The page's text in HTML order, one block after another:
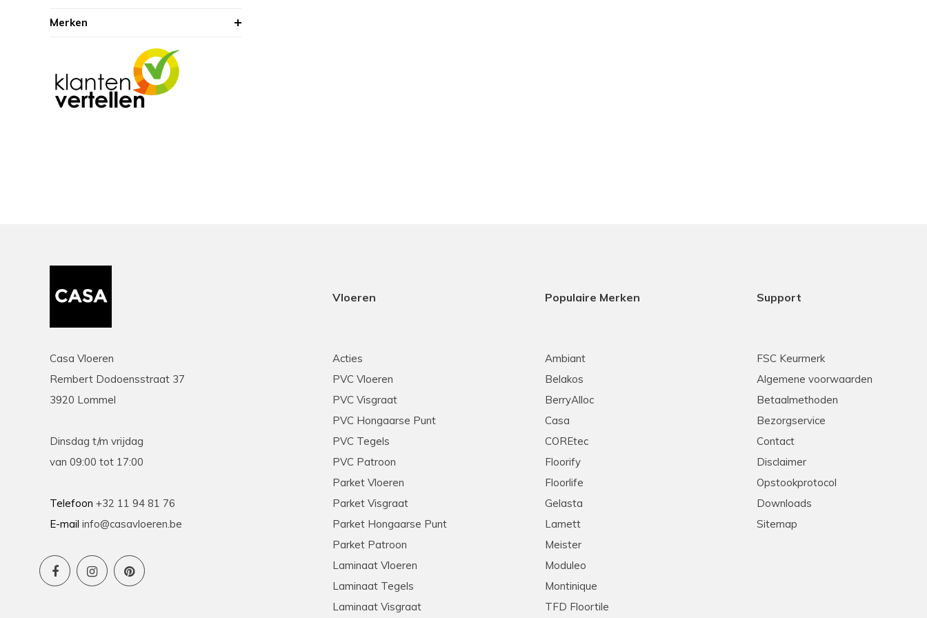
Merken
Casa Vloeren
Rembert Dodoensstraat 37
3920 Lommel
Dinsdag t/m vrijdag
van 09:00 tot 17:00
Telefoon +32 11 94 81 76
E-mail info@casavloeren.be
Vloeren
Acties
PVC Vloeren
PVC Visgraat
PVC Hongaarse Punt
PVC Tegels
PVC Patroon
Parket Vloeren
Parket Visgraat
Parket Hongaarse Punt
Parket Patroon
Laminaat Vloeren
Laminaat Tegels
Laminaat Visgraat
Populaire Merken
Ambiant
Belakos
BerryAlloc
Casa
COREtec
Floorify
Floorlife
Gelasta
Lamett
Meister
Moduleo
Montinique
TFD Floortile
Support
FSC Keurmerk
Algemene voorwaarden
Betaalmethoden
Bezorgservice
Contact
Disclaimer
Opstookprotocol
Downloads
Sitemap